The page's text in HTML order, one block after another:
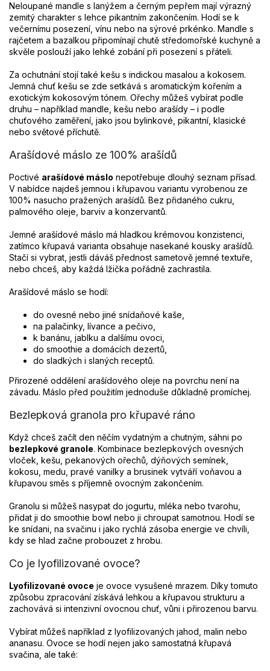
Neloupané mandle s lanýžem a černým pepřem mají výrazný
zemitý charakter s lehce pikantním zakončením. Hodí se k
večernímu posezení, vínu nebo na sýrové prkénko. Mandle s
rajčetem a bazalkou připomínají chutě středomořské kuchyně a
skvěle poslouží jako lehké zobání při posezení s přáteli.
Za ochutnání stojí také kešu s indickou masalou a kokosem.
Jemná chuť kešu se zde setkává s aromatickým kořením a
exotickým kokosovým tónem. Ořechy můžeš vybírat podle
druhu – například mandle, kešu nebo arašídy – i podle
chuťového zaměření, jako jsou bylinkové, pikantní, klasické
nebo světové příchutě.
Arašídové máslo ze 100% arašídů
Poctivé arašídové máslo nepotřebuje dlouhý seznam přísad.
V nabídce najdeš jemnou i křupavou variantu vyrobenou ze
100% nasucho pražených arašídů. Bez přidaného cukru,
palmového oleje, barviv a konzervantů.
Jemné arašídové máslo má hladkou krémovou konzistenci,
zatímco křupavá varianta obsahuje nasekané kousky arašídů.
Stačí si vybrat, jestli dáváš přednost sametově jemné textuře,
nebo chceš, aby každá lžička pořádně zachrastila.
Arašídové máslo se hodí:
do ovesné nebo jiné snídaňové kaše,
na palačinky, lívance a pečivo,
k banánu, jablku a dalšímu ovoci,
do smoothie a domácích dezertů,
do sladkých i slaných receptů.
Přirozené oddělení arašídového oleje na povrchu není na
závadu. Máslo před použitím jednoduše důkladně promíchej.
Bezlepková granola pro křupavé ráno
Když chceš začít den něčím vydatným a chutným, sáhni po
bezlepkové granole. Kombinace bezlepkových ovesných
vloček, kešu, pekanových ořechů, dýňových semínek,
kokosu, medu, pravé vanilky a brusinek vytváří voňavou a
křupavou směs s příjemně ovocným zakončením.
Granolu si můžeš nasypat do jogurtu, mléka nebo tvarohu,
přidat ji do smoothie bowl nebo ji chroupat samotnou. Hodí se
ke snídani, na svačinu i jako rychlá zásoba energie ve chvíli,
kdy se hlad začne probouzet z hrobu.
Co je lyofilizované ovoce?
Lyofilizované ovoce je ovoce vysušené mrazem. Díky tomuto
způsobu zpracování získává lehkou a křupavou strukturu a
zachovává si intenzivní ovocnou chuť, vůni i přirozenou barvu.
Vybírat můžeš například z lyofilizovaných jahod, malin nebo
ananasu. Ovoce se hodí nejen jako samostatná křupavá
svačina, ale také: